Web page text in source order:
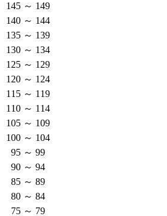
145 ～ 149
140 ～ 144
135 ～ 139
130 ～ 134
125 ～ 129
120 ～ 124
115 ～ 119
110 ～ 114
105 ～ 109
100 ～ 104
95 ～ 99
90 ～ 94
85 ～ 89
80 ～ 84
75 ～ 79